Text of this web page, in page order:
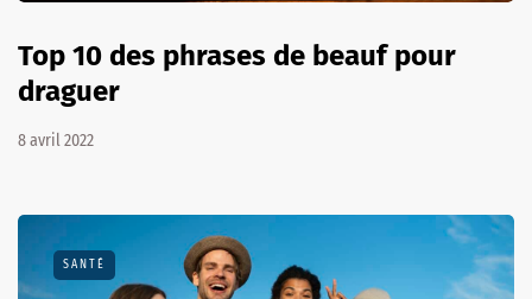
Top 10 des phrases de beauf pour
draguer
8 avril 2022
SANTÉ